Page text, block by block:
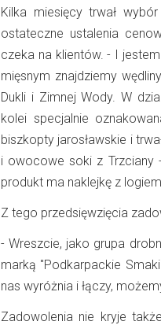
Kilka miesięcy trwał
ostateczne ustalenia
czeka na klientów. - I
mięsnym znajdziemy
Dukli i Zimnej Wody. W
kolei specjalnie
biszkopty jarosławskie i
i owocowe soki z Trzciany
produkt ma naklejkę z
Z tego przedsięwzięcia
- Wreszcie, jako grupa
marką "Podkarpackie
nas wyróżnia i łączy,
Zadowolenia nie kryje